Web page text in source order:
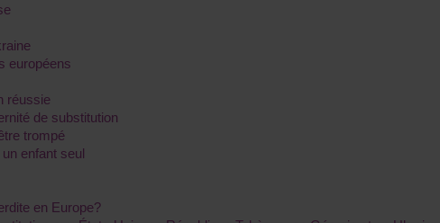
européens
réussie
de substitution
trompé
enfant seul
en Europe?